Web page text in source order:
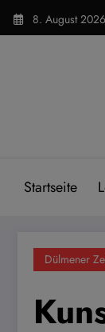
Zum
Inhalt
8. August 2026
Startseite
Dülmener